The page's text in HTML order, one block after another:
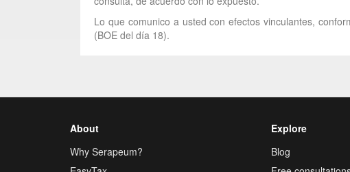
Lo que comunico a usted con efectos vinculantes,
(BOE del día 18).
About
Why Serapeum?
Explore
Blog